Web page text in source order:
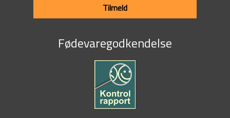
Tilmeld
Fødevaregodkendelse